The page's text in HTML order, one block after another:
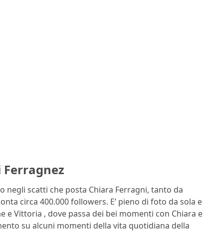
negli scatti che posta Chiara Ferragni, tanto da
circa 400.000 followers. E’ pieno di foto da sola e
e Vittoria , dove passa dei bei momenti con Chiara e
su alcuni momenti della vita quotidiana della